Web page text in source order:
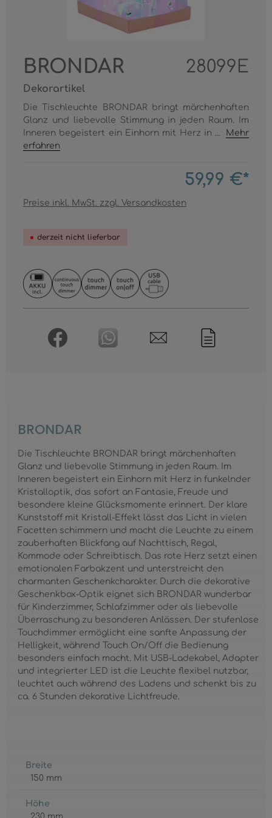
BRONDAR 28099E
Dekorartikel
Die Tischleuchte BRONDAR bringt märchenhaften
Glanz und liebevolle Stimmung in jeden Raum. Im
Inneren begeistert ein Einhorn mit Herz in ...
Mehr
erfahren
59,99 €*
Preise inkl. MwSt. zzgl. Versandkosten
derzeit nicht lieferbar
BRONDAR
Die Tischleuchte BRONDAR bringt märchenhaften
Glanz und liebevolle Stimmung in jeden Raum. Im
Inneren begeistert ein Einhorn mit Herz in funkelnder
Kristalloptik, das sofort an Fantasie, Freude und
besondere kleine Glücksmomente erinnert. Der klare
Kunststoff mit Kristall-Effekt lässt das Licht in vielen
Facetten schimmern und macht die Leuchte zu einem
zauberhaften Blickfang auf Nachttisch, Regal,
Kommode oder Schreibtisch. Das rote Herz setzt einen
emotionalen Farbakzent und unterstreicht den
charmanten Geschenkcharakter. Durch die dekorative
Geschenkbox-Optik eignet sich BRONDAR wunderbar
für Kinderzimmer, Schlafzimmer oder als liebevolle
Überraschung zu besonderen Anlässen. Der stufenlose
Touchdimmer ermöglicht eine sanfte Anpassung der
Helligkeit, während Touch On/Off die Bedienung
besonders einfach macht. Mit USB-Ladekabel, Adapter
und integrierter LED ist die Leuchte flexibel nutzbar,
leuchtet auch während des Ladens und schenkt bis zu
ca. 6 Stunden dekorative Lichtfreude.
Breite
150 mm
Höhe